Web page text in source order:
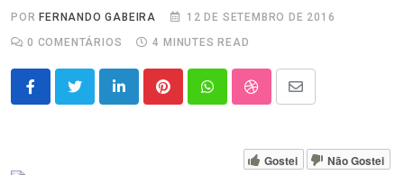
POR FERNANDO GABEIRA
12 DE SETEMBRO DE 2016
0 COMENTÁRIOS 4 MINUTES READ
LinkedInPinterestWhatsappStumbleUpon
Share
Email
Gostei Não Gostei